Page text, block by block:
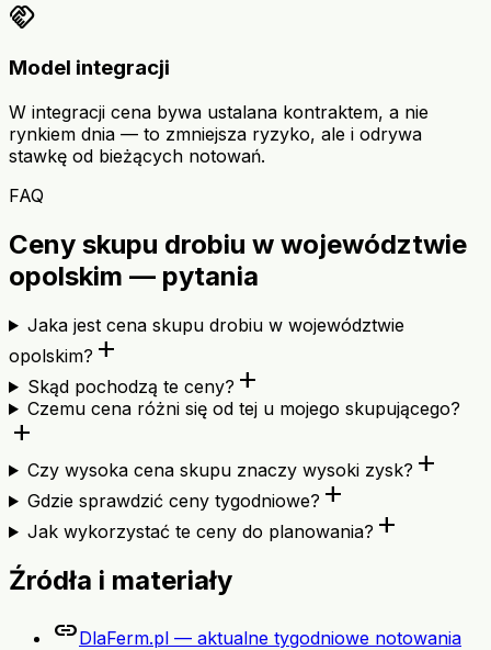
handshake
Model integracji
W integracji cena bywa ustalana kontraktem, a nie
rynkiem dnia — to zmniejsza ryzyko, ale i odrywa
stawkę od bieżących notowań.
FAQ
Ceny skupu drobiu w województwie
opolskim — pytania
Jaka jest cena skupu drobiu w województwie
opolskim? add
Skąd pochodzą te ceny? add
Czemu cena różni się od tej u mojego skupującego?
add
Czy wysoka cena skupu znaczy wysoki zysk? add
Gdzie sprawdzić ceny tygodniowe? add
Jak wykorzystać te ceny do planowania? add
Źródła i materiały
linkDlaFerm.pl — aktualne tygodniowe notowania